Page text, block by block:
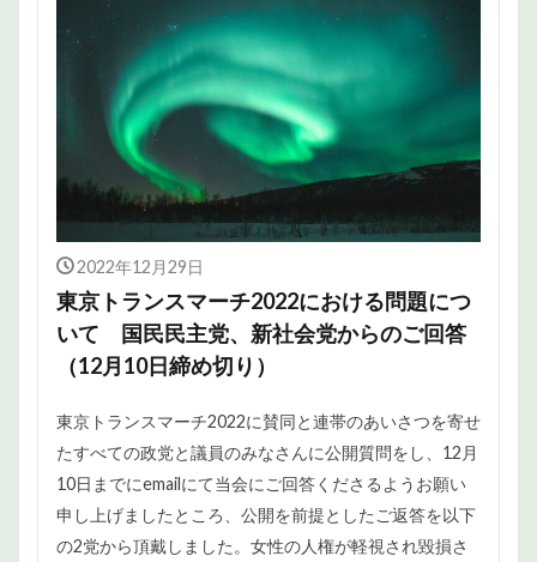
2022年12月29日
東京トランスマーチ2022における問題につ
いて 国民民主党、新社会党からのご回答
（12月10日締め切り）
東京トランスマーチ2022に賛同と連帯のあいさつを寄せ
たすべての政党と議員のみなさんに公開質問をし、12月
10日までにemailにて当会にご回答くださるようお願い
申し上げましたところ、公開を前提としたご返答を以下
の2党から頂戴しました。女性の人権が軽視され毀損さ